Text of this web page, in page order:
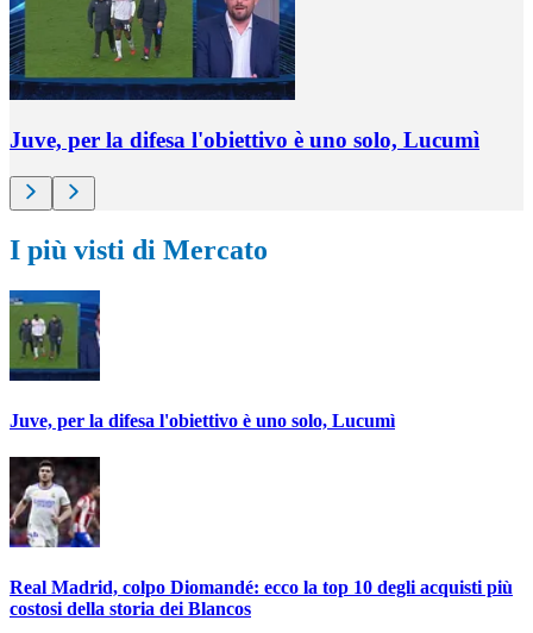
Juve, per la difesa l'obiettivo è uno solo, Lucumì
I più visti di Mercato
Juve, per la difesa l'obiettivo è uno solo, Lucumì
Real Madrid, colpo Diomandé: ecco la top 10 degli acquisti più
costosi della storia dei Blancos